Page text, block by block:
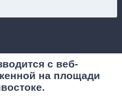
с веб-
на площади